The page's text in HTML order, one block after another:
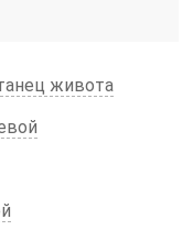
живота